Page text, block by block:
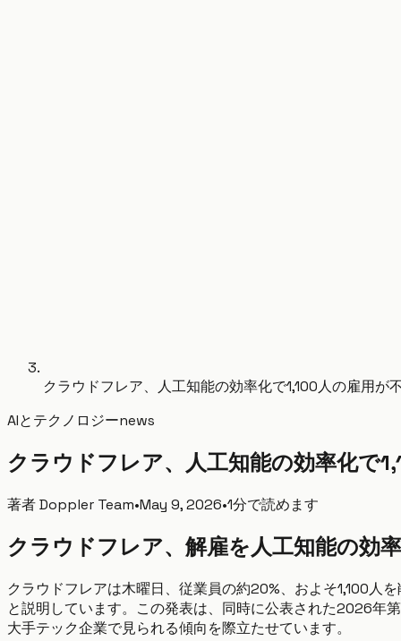
クラウドフレア、人工知能の効率化で1,100人の雇用
AIとテクノロジーnews
クラウドフレア、人工知能の効率化で
著者Doppler Team•May 9, 2026•1分で読めます
クラウドフレア、解雇を人工知能の効
クラウドフレアは木曜日、従業員の約20%、およそ1,100人
と説明しています。この発表は、同時に公表された2026年
大手テック企業で見られる傾向を際立たせています。